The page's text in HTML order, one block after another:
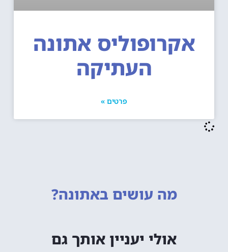
אקרופוליס אתונה
העתיקה
מה עושים באתונה?
אולי יעניין אותך גם